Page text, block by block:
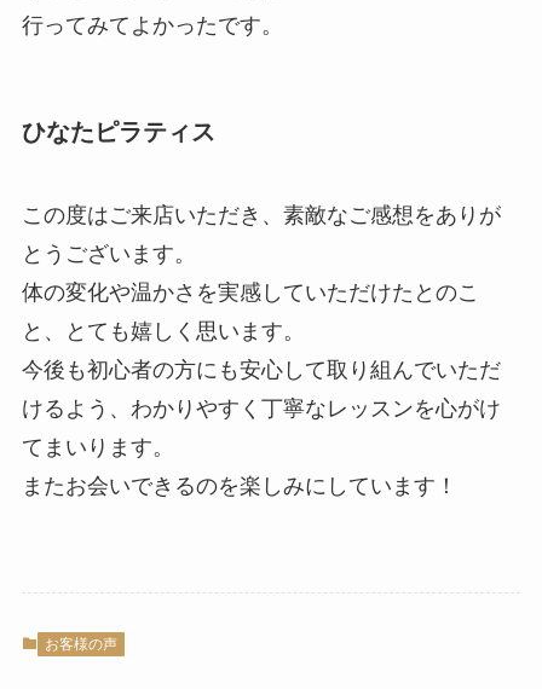
行ってみてよかったです。
ひなたピラティス
この度はご来店いただき、素敵なご感想をありが
とうございます。
体の変化や温かさを実感していただけたとのこ
と、とても嬉しく思います。
今後も初心者の方にも安心して取り組んでいただ
けるよう、わかりやすく丁寧なレッスンを心がけ
てまいります。
またお会いできるのを楽しみにしています！
お客様の声